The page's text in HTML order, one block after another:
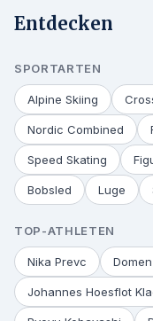
Entdecken
SPORTARTEN
Alpine Skiing
Nordic Combined
Speed Skating
Bobsled Luge
TOP-ATHLETEN
Nika Prevc
Johannes Hoesflot